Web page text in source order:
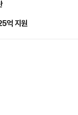
억 지원